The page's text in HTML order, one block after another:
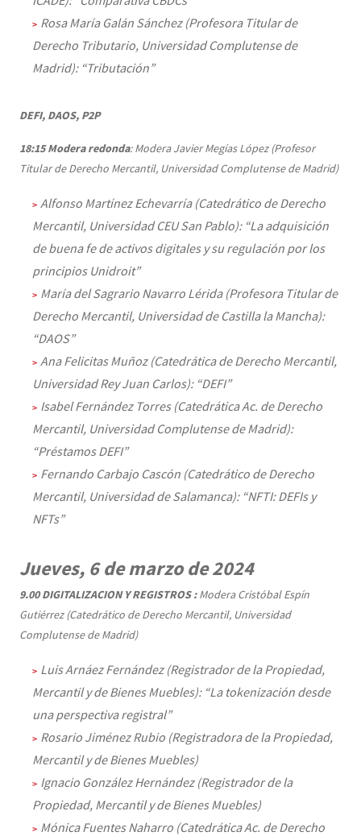
Rosa María Galán Sánchez (Profesora Titular de
Derecho Tributario, Universidad Complutense de
Madrid): “Tributación”
DEFI, DAOS, P2P
18:15 Modera redonda: Modera Javier Megías López (Profesor
Titular de Derecho Mercantil, Universidad Complutense de Madrid)
Alfonso Martínez Echevarría (Catedrático de Derecho
Mercantil, Universidad CEU San Pablo): “La adquisición
de buena fe de activos digitales y su regulación por los
principios Unidroit”
María del Sagrario Navarro Lérida (Profesora Titular de
Derecho Mercantil, Universidad de Castilla la Mancha):
“DAOS”
Ana Felicitas Muñoz (Catedrática de Derecho Mercantil,
Universidad Rey Juan Carlos): “DEFI”
Isabel Fernández Torres (Catedrática Ac. de Derecho
Mercantil, Universidad Complutense de Madrid):
“Préstamos DEFI”
Fernando Carbajo Cascón (Catedrático de Derecho
Mercantil, Universidad de Salamanca): “NFTI: DEFIs y
NFTs”
Jueves, 6 de marzo de 2024
9.00 DIGITALIZACION Y REGISTROS :Modera Cristóbal Espín
Gutiérrez (Catedrático de Derecho Mercantil, Universidad
Complutense de Madrid)
Luis Arnáez Fernández (Registrador de la Propiedad,
Mercantil y de Bienes Muebles): “La tokenización desde
una perspectiva registral”
Rosario Jiménez Rubio (Registradora de la Propiedad,
Mercantil y de Bienes Muebles)
Ignacio González Hernández (Registrador de la
Propiedad, Mercantil y de Bienes Muebles)
Mónica Fuentes Naharro (Catedrática Ac. de Derecho